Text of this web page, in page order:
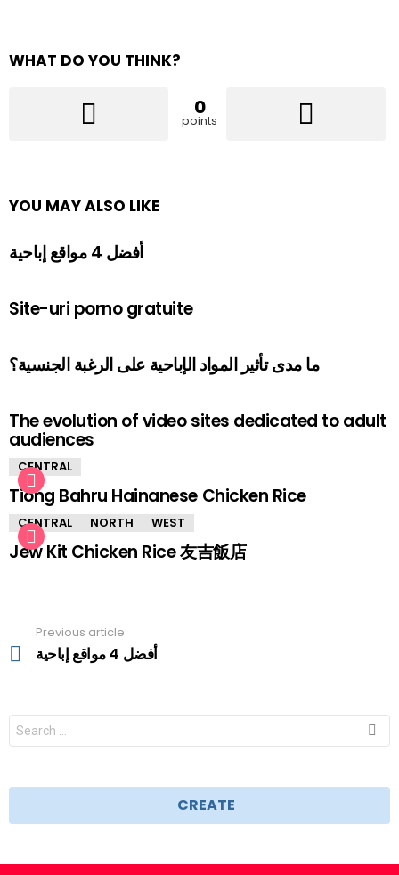
WHAT DO YOU THINK?
0
points
YOU MAY ALSO LIKE
أفضل 4 مواقع إباحية
Site-uri porno gratuite
ما مدى تأثير المواد الإباحية على الرغبة الجنسية؟
The evolution of video sites dedicated to adult
audiences
CENTRAL
Tiong Bahru Hainanese Chicken Rice
CENTRAL NORTH WEST
Jew Kit Chicken Rice 友吉飯店
more
Previous article
أفضل 4 مواقع إباحية
Search
for:
CREATE